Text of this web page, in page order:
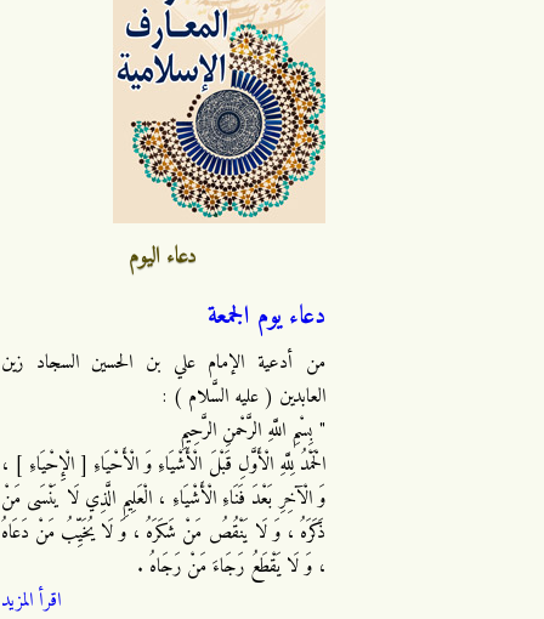
دعاء اليوم
دعاء يوم الجمعة
من أدعية الإمام علي بن الحسين السجاد زين
العابدين ( عليه السَّلام ) :
" بِسْمِ اللَّهِ الرَّحْمنِ الرَّحِيمِ
الْحَمْدُ لِلَّهِ الْأَوَّلِ قَبْلَ الْأَشْيَاءِ وَ الْأَحْيَاءِ [ الْإِحْيَاءِ ] ،
وَ الْآخِرِ بَعْدَ فَنَاءِ الْأَشْيَاءِ ، الْعَلِيمِ الَّذِي لَا يَنْسَى مَنْ
ذَكَرَهُ ، وَ لَا يَنْقُصُ مَنْ شَكَرَهُ ، وَ لَا يُخَيِّبُ مَنْ دَعَاهُ
، وَ لَا يَقْطَعُ رَجَاءَ مَنْ رَجَاهُ .
اقرأ المزيد